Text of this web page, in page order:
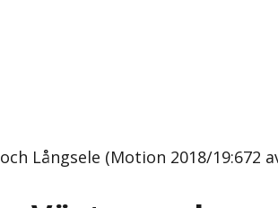
Långsele (Motion 2018/19:672